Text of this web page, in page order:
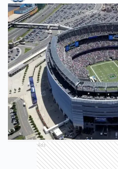
Ads